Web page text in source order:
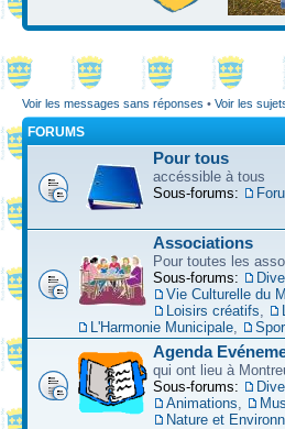
Voir les messages sans réponses • Voir les
FORUMS
Pour tous
accéssible à tous
Sous-forums:
Associations
Pour toutes les
Sous-forums:
Vie Culturelle du
Loisirs créatifs,
L'Harmonie Municipale,
Agenda
qui ont lieu à
Sous-forums:
Animations,
Nature et